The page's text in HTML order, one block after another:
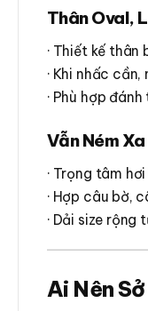
Thân Oval,
· Thiết kế
· Khi nhấc
· Phù hợp
Vẫn Ném
· Trọng tâm
· Hợp câu bờ,
· Dải size
Ai Nên